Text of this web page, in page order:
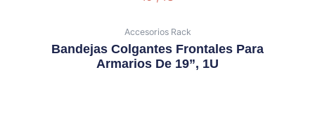
Accesorios Rack
Bandejas Colgantes Frontales Para
Armarios De 19”, 1U